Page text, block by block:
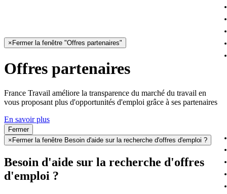
× Fermer la fenêtre "Offres partenaires"
Offres partenaires
France Travail améliore la transparence du marché du travail en
vous proposant plus d'opportunités d'emploi grâce à ses partenaires
En savoir plus
Fermer
× Fermer la fenêtre Besoin d'aide sur la recherche d'offres d'emploi ?
Besoin d'aide sur la recherche d'offres
d'emploi ?